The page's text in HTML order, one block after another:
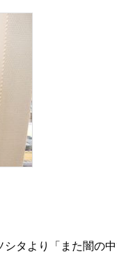
タより「また闇の